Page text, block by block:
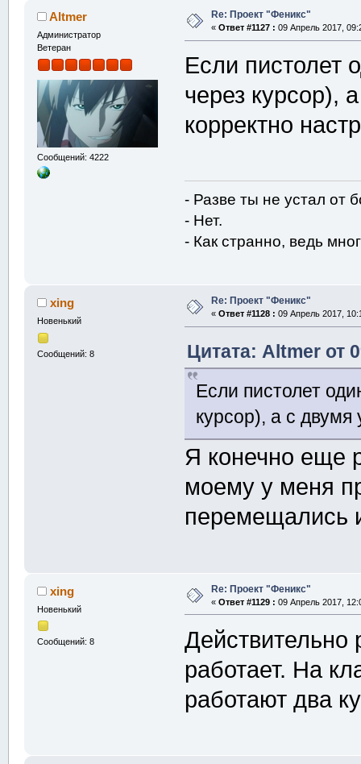
Altmer
Администратор
Ветеран
Сообщений: 4222
Re: Проект "Феникс"
« Ответ #1127 : 09 Апрель 2017,
Если пистолет
через курсор),
корректно
- Разве ты не устал от
- Нет.
- Как странно, ведь
xing
Новенький
Сообщений: 8
Re: Проект "Феникс"
« Ответ #1128 : 09 Апрель 2017,
Цитата: Altmer от
Если пистолет
курсор), а с двумя
Я конечно еще
моему у меня
перемещались
xing
Новенький
Сообщений: 8
Re: Проект "Феникс"
« Ответ #1129 : 09 Апрель 2017,
Действительно
работает. На
работают два